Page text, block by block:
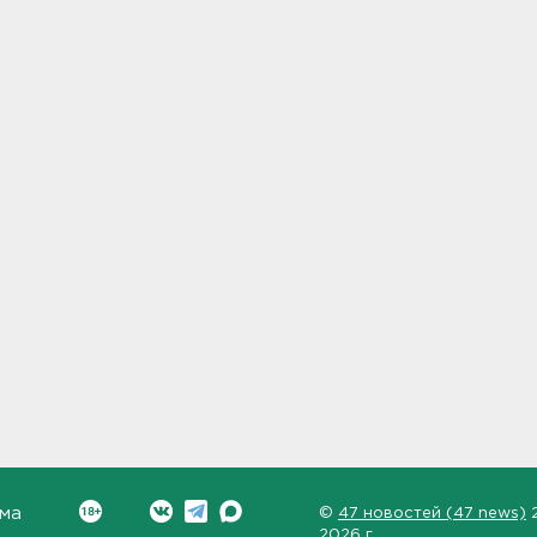
© 47 новостей (47 news)